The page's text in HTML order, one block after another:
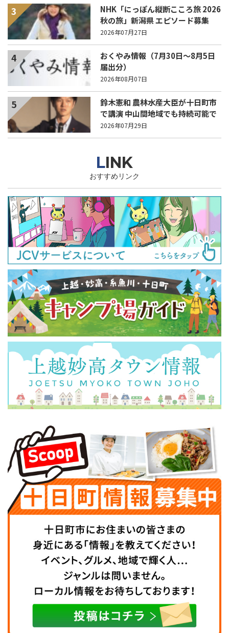
3
NHK「にっぽん縦断こころ旅 2026
秋の旅」新潟県 エピソード募集
中！
2026年07月27日
4
おくやみ情報（7月30日～8月5日
届出分）
2026年08月07日
5
鈴木憲和 農林水産大臣が十日町市
で講演 中山間地域でも持続可能で
稼げる農業とは？
2026年07月29日
LINK
おすすめリンク